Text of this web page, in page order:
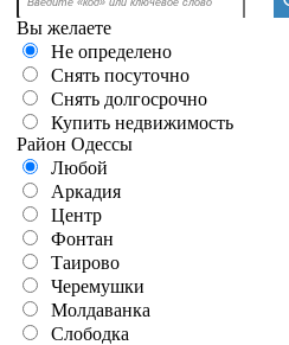
Вы желаете
Не определено
Снять посуточно
Снять долгосрочно
Купить недвижимость
Район Одессы
Любой
Аркадия
Центр
Фонтан
Таирово
Черемушки
Молдаванка
Слободка